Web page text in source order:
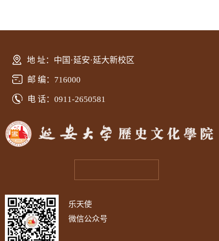
地 址：中国·延安·延大新校区
邮 编：716000
电 话：0911-2650581
乐天使
微信公众号